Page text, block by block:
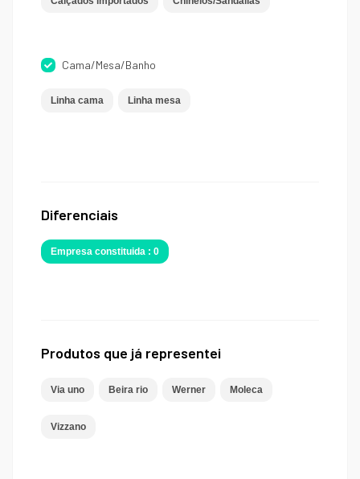
Cama/Mesa/Banho
Linha cama Linha mesa
Diferenciais
Empresa constituida : 0
Produtos que já representei
Via uno Beira rio Werner Moleca
Vizzano